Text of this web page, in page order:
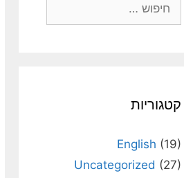
קטגוריות
English (19)
Uncategorized (27)